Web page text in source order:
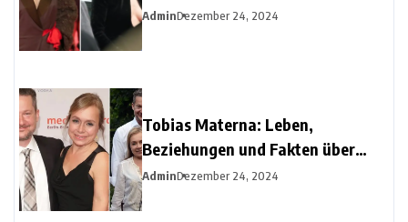
Diehl
AdminDezember 24, 2024
Tobias Materna: Leben,
Beziehungen und Fakten über
Christine Urspruchs Ex-Ehemann
AdminDezember 24, 2024